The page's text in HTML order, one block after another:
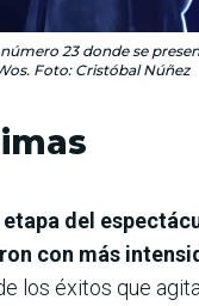
23 donde se
Foto: Cristóbal Núñez
del
con más
los éxitos que